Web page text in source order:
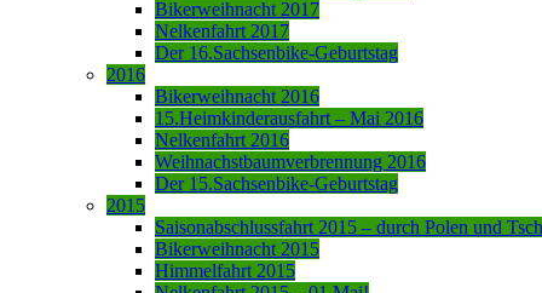
Bikerweihnacht 2017
Nelkenfahrt 2017
Der 16.Sachsenbike-Geburtstag
2016
Bikerweihnacht 2016
15.Heimkinderausfahrt – Mai 2016
Nelkenfahrt 2016
Weihnachstbaumverbrennung 2016
Der 15.Sachsenbike-Geburtstag
2015
Saisonabschlussfahrt 2015 – durch Polen und
Bikerweihnacht 2015
Himmelfahrt 2015